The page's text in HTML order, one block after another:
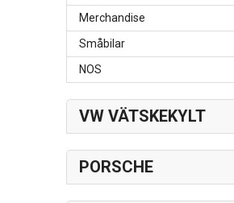
Merchandise
Småbilar
NOS
VW VÄTSKEKYLT
PORSCHE